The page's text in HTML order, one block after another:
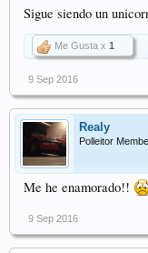
Sigue siendo un
Me Gusta x 1
9 Sep 2016
Realy
Polleitor
Me he enamorado!!
9 Sep 2016